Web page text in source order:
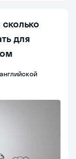
для
английской